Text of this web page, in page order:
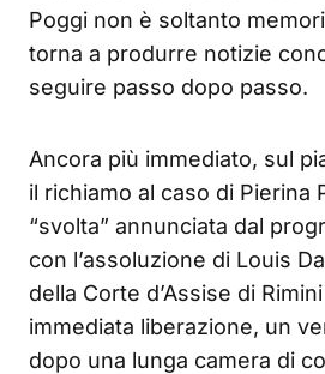
Poggi non è soltanto
torna a produrre notizie
seguire passo dopo passo.
Ancora più immediato, sul
il richiamo al caso di Pierina
“svolta” annunciata dal
con l’assoluzione di Louis
della Corte d’Assise di
immediata liberazione, un
dopo una lunga camera di